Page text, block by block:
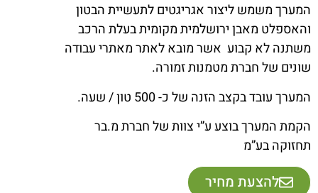
המערך משמש ליצור אגריגטים לתעשיית הבטון
והאספלט מאבן ירושלמית מקומית בעלת הרכב
משתנה לא קבוע אשר מובא לאתר מאתרי עבודה
שונים של חברת מטמנות זמורה.
המערך עובד בקצב הזנה של כ- 500 טון / שעה.
הקמת המערך בוצע ע”י צוות של חברת מ.בר
תחזוקה בע”מ
להצעת מחיר